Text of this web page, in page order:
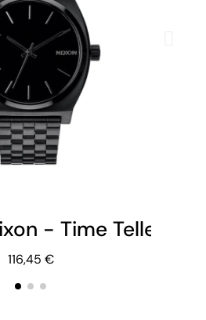
- Time Teller -
116,45 €